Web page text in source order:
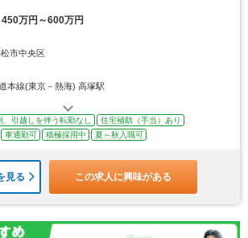
450万円～600万円
市中央区
本線(東京－熱海) 高塚駅
、引越しを伴う転勤なし
住宅補助（手当）あり
車通勤可 積極採用中 夏～秋入職可
見る この求人に興味がある